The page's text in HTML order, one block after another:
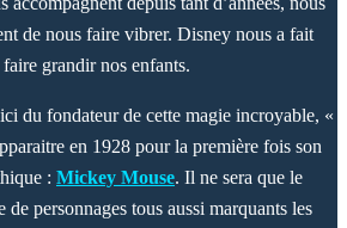
de nous faire vibrer. Disney nous a fait
grandir nos enfants.
du fondateur de cette magie incroyable, «
en 1928 pour la première fois son
: Mickey Mouse. Il ne sera que le
de personnages tous aussi marquants les